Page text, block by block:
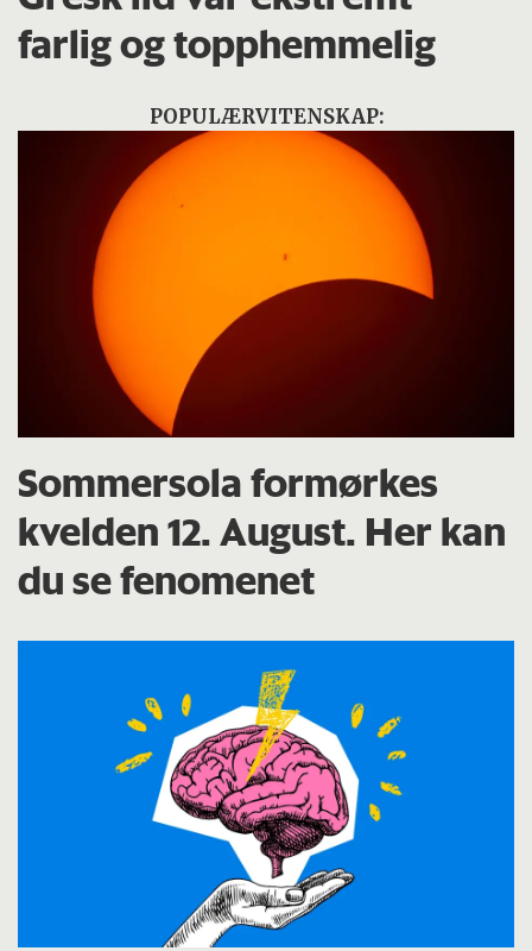
farlig og topphemmelig
POPULÆRVITENSKAP:
Sommersola formørkes
kvelden 12. August. Her kan
du se fenomenet